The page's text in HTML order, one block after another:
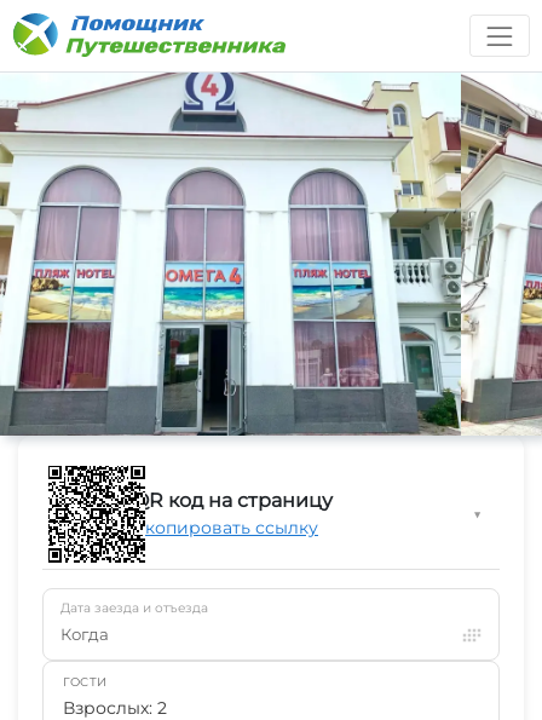
QR код на страницу
Скопировать ссылку
▼
Дата заезда и отъезда
Когда
ГОСТИ
Взрослых: 2